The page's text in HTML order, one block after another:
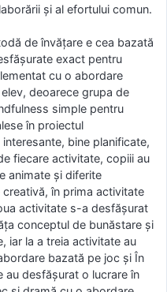
și al efortului comun.
de învățare e cea bazată
exact pentru
cu o abordare
deoarece grupa de
simple pentru
în proiectul
bine planificate,
fiecare activitate, copiii au
animate și diferite
în prima activitate
activitate s-a desfășurat
conceptul de bunăstare și
iar la a treia activitate au
bazată pe joc și În
au desfășurat o lucrare în